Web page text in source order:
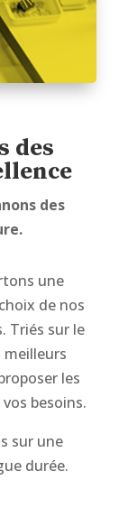
des
des
une
de nos
Triés sur le
les
besoins.
sur une
durée.